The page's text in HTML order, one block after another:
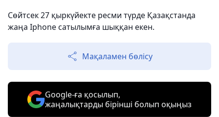
Сөйтсек 27 қыркүйекте ресми түрде Қазақстанда
жаңа Iphone сатылымға шыққан екен.
Мақаламен бөлісу
Google-ға қосылып,
жаңалықтарды бірінші болып оқыңыз